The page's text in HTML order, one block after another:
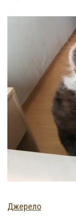
Джерело